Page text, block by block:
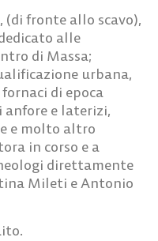
, (di fronte allo scavo),
alle
di Massa;
urbana,
di epoca
anfore e laterizi,
e molto altro
in corso e a
direttamente
Mileti e Antonio